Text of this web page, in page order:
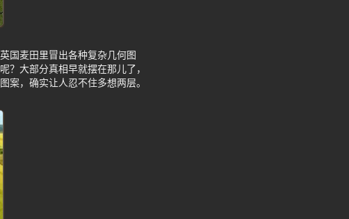
国麦田里冒出各种复杂几何图
？大部分真相早就摆在那儿了，
案，确实让人忍不住多想两层。